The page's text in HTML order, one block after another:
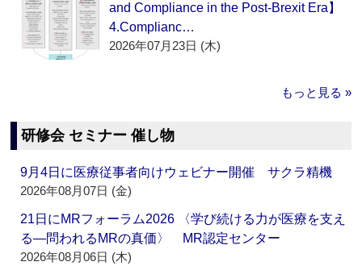
and Compliance in the Post-Brexit Era】
4.Complianc…
2026年07月23日 (木)
もっと見る »
研修会 セミナー 催し物
9月4日に医療従事者向けウェビナー開催 サクラ精機
2026年08月07日 (金)
21日にMRフォーラム2026 〈学び続ける力が医療を支え
る―問われるMRの真価〉 MR認定センター
2026年08月06日 (木)